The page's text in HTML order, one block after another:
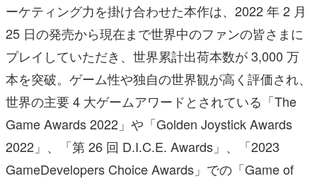
ーケティング力を掛け合わせた本作は、2022 年 2 月
25 日の発売から現在まで世界中のファンの皆さまに
プレイしていただき、世界累計出荷本数が 3,000 万
本を突破。ゲーム性や独自の世界観が高く評価され、
世界の主要 4 大ゲームアワードとされている「The
Game Awards 2022」や「Golden Joystick Awards
2022」、「第 26 回 D.I.C.E. Awards」、「2023
GameDevelopers Choice Awards」での「Game of